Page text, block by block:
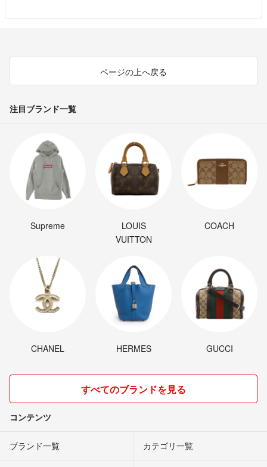
ページの上へ戻る
注目ブランド一覧
Supreme
LOUIS
VUITTON
COACH
CHANEL HERMES GUCCI
すべてのブランドを見る
コンテンツ
ブランド一覧 カテゴリ一覧